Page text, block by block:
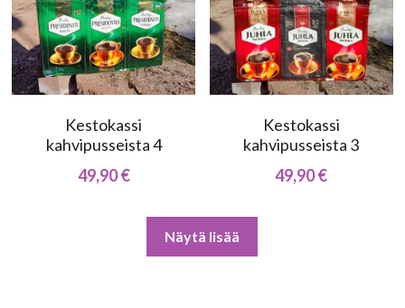
Kestokassi
kahvipusseista 4
49,90 €
Kestokassi
kahvipusseista 3
49,90 €
Näytä lisää